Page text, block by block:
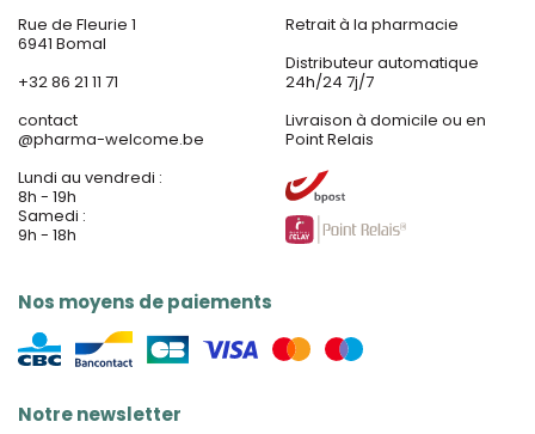
Rue de Fleurie 1
6941 Bomal
+32 86 21 11 71
contact
@pharma-welcome.be
Lundi au vendredi :
8h - 19h
Samedi :
9h - 18h
Nos moyens de paiements
Retrait à la pharmacie
Distributeur automatique
24h/24 7j/7
Livraison à domicile ou en
Point Relais
Notre newsletter